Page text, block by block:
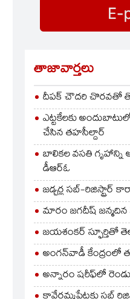
తాజావార్తలు
దీపక్ చౌదరి చొరవతో
ఎట్టకేలకు
చేసిన తహసీల్దార్
బాలికల వసతి గృహాన్ని
డీఆర్ఓ
జడ్చర్ల సబ్-రిజిస్ట్రార్
మారం జగదీష్ జన్మదిన
జయశంకర్ స్ఫూర్తితో
అంగన్‌వాడీ కేంద్రంలో
అన్నారం షరీఫ్‌లో